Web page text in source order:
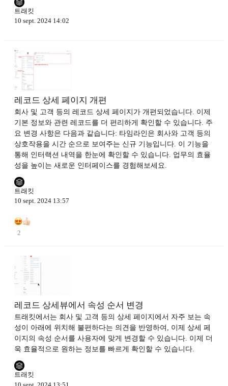
트래킷
10 sept. 2024 14:02
레코드 상세 페이지 개편
회사 및 고객 등의 레코드 상세 페이지가 개편되었습니다. 이제
기본 정보와 관련 레코드를 더 편리하게 확인할 수 있습니다. 주
요 변경 사항은 다음과 같습니다: 타임라인은 회사와 고객 등의
상호작용을 시간 순으로 보여주는 신규 기능입니다. 이 기능을
통해 인터랙션 내역을 한눈에 확인할 수 있습니다. 업무의 효율
성을 높이는 새로운 인터페이스를 경험해보세요.
트래킷
10 sept. 2024 13:57
2
레코드 상세뷰에서 속성 순서 변경
트래킷에서는 회사 및 고객 등의 상세 페이지에서 자주 보는 속
성이 아래에 위치해 불편하다는 의견을 반영하여, 이제 상세 페
이지의 속성 순서를 사용자에 맞게 변경할 수 있습니다. 이제 더
욱 효율적으로 원하는 정보를 빠르게 확인할 수 있습니다.
트래킷